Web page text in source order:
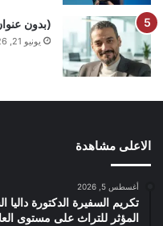
(بدون
يونيو 21, 2026
الاعلى مشاهدة
أغسطس 5, 2026
تكريم السفيرة الدكتورة
المؤثر للتراث على مستوى العالم